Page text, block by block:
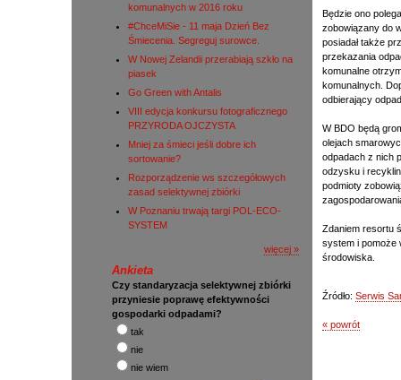
komunalnych w 2016 roku
#ChceMiSie - 11 maja Dzień Bez
Śmiecenia. Segreguj surowce.
W Nowej Zelandii przerabiają szkło na
piasek
Go Green with Antalis
VIII edycja konkursu fotograficznego
PRZYRODA OJCZYSTA
Mniej za śmieci jeśli dobre ich
sortowanie?
Rozporządzenie ws szczegółowych
zasad selektywnej zbiórki
W Poznaniu trwają targi POL-ECO-
SYSTEM
więcej »
Ankieta
Czy standaryzacja selektywnej zbiórki
przyniesie poprawę efektywności
gospodarki odpadami?
tak
nie
nie wiem
Będzie ono
zobowiązany do
posiadał także
przekazania
komunalne
komunalnych.
odbierający
W BDO będą
olejach
odpadach z nich
odzysku i
podmioty
Zdaniem resortu
system i pomoże
środowiska.
Źródło: Serwis
« powrót